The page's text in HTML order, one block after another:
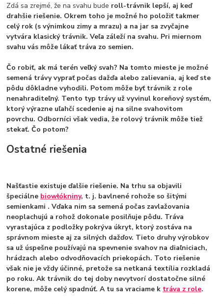
Zdá sa zrejmé, že na svahu bude roll-trávnik lepší, aj keď
drahšie riešenie. Okrem toho je možné ho položiť takmer
celý rok (s výnimkou zimy a mrazu) a na jar sa zvyčajne
vytvára klasický trávnik. Veľa záleží na svahu. Pri miernom
svahu vás môže lákať tráva zo semien.
Čo robiť, ak má terén veľký svah? Na tomto mieste je možné
semená trávy vyprať počas dažďa alebo zalievania, aj keď ste
pôdu dôkladne vyhodili. Potom môže byť trávnik z role
nenahraditeľný. Tento typ trávy už vyvinul koreňový systém,
ktorý výrazne uľahčí scedenie aj na silne svahovitom
povrchu. Odborníci však vedia, že rolový trávnik môže tiež
stekať. Čo potom?
Ostatné riešenia
Našťastie existuje ďalšie riešenie. Na trhu sa objavili
špeciálne biowłókniny, t. j. bavlnené rohože so šitými
semienkami . Vďaka nim sa semená počas zavlažovania
neoplachujú a rohož dokonale posilňuje pôdu. Tráva
vyrastajúca z podložky pokrýva úkryt, ktorý zostáva na
správnom mieste aj za silných dažďov. Tieto druhy výrobkov
sa už úspešne používajú na spevnenie svahov na diaľniciach,
hrádzach alebo odvodňovacích priekopách. Toto riešenie
však nie je vždy účinné, pretože sa netkaná textília rozkladá
po roku. Ak trávnik do tej doby nevytvorí dostatočne silné
korene, môže celý spadnúť. A tu sa vraciame k tráva z role.